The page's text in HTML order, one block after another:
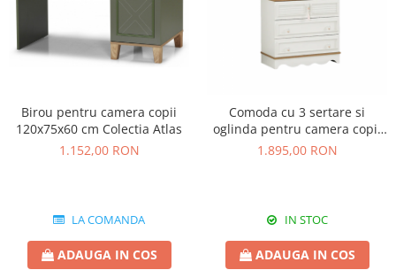
Birou pentru camera copii
120x75x60 cm Colectia Atlas
1.152,00 RON
LA COMANDA
ADAUGA IN COS
Comoda cu 3 sertare si
oglinda pentru camera copii
Colectia Luna
1.895,00 RON
IN STOC
ADAUGA IN COS